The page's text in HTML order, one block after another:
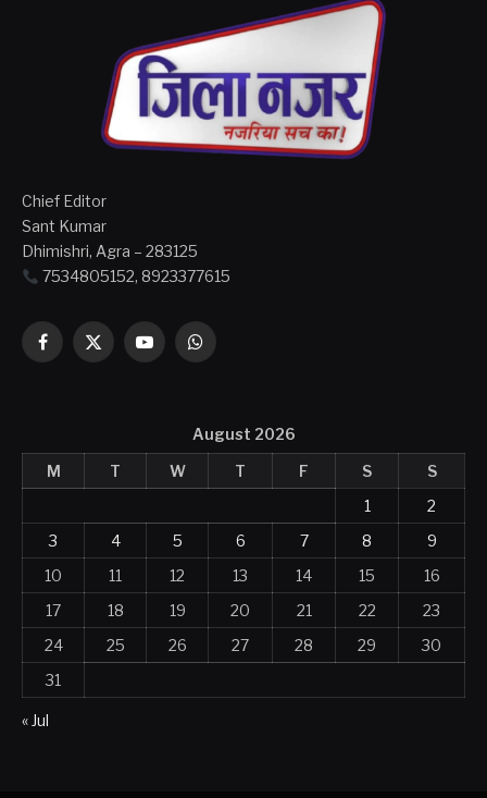
Chief Editor
Sant Kumar
Dhimishri, Agra – 283125
7534805152, 8923377615
Facebook
X
YouTubeWhatsApp
August 2026
M
T W T F S
S
1
2
3
4 5 6 7 8
9
10
11 12 13 14 15
16
17
18 19 20 21 22
23
24
25 26 27 28 29
30
31
« Jul